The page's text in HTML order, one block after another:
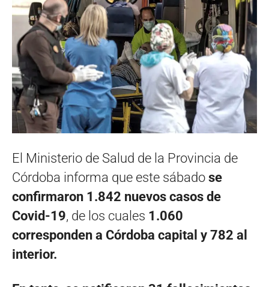
El Ministerio de Salud de la Provincia de
Córdoba informa que este sábado se
confirmaron 1.842 nuevos casos de
Covid-19, de los cuales 1.060
corresponden a Córdoba capital y 782 al
interior.